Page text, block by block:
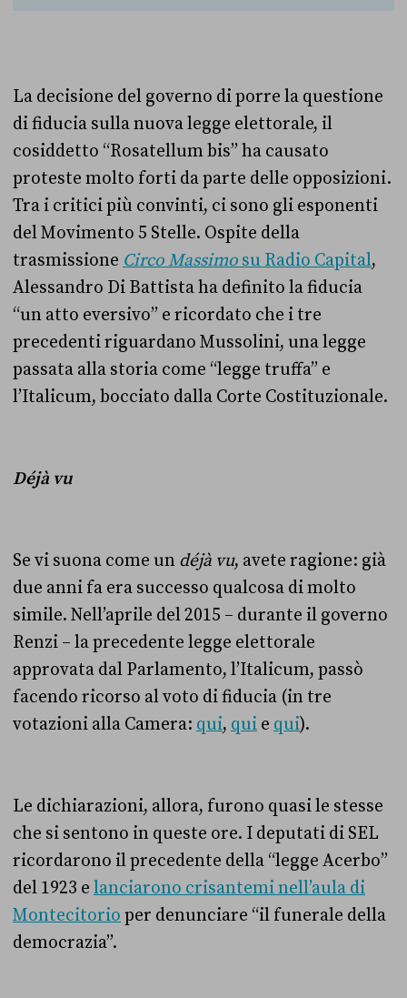
La decisione del governo di porre la questione
di fiducia sulla nuova legge elettorale, il
cosiddetto “Rosatellum bis” ha causato
proteste molto forti da parte delle opposizioni.
Tra i critici più convinti, ci sono gli esponenti
del Movimento 5 Stelle. Ospite della
trasmissione Circo Massimo su Radio Capital,
Alessandro Di Battista ha definito la fiducia
“un atto eversivo” e ricordato che i tre
precedenti riguardano Mussolini, una legge
passata alla storia come “legge truffa” e
l’Italicum, bocciato dalla Corte Costituzionale.
Déjà vu
Se vi suona come un déjà vu, avete ragione: già
due anni fa era successo qualcosa di molto
simile. Nell’aprile del 2015 – durante il governo
Renzi – la precedente legge elettorale
approvata dal Parlamento, l’Italicum, passò
facendo ricorso al voto di fiducia (in tre
votazioni alla Camera: qui, qui e qui).
Le dichiarazioni, allora, furono quasi le stesse
che si sentono in queste ore. I deputati di SEL
ricordarono il precedente della “legge Acerbo”
del 1923 e lanciarono crisantemi nell’aula di
Montecitorio per denunciare “il funerale della
democrazia”.